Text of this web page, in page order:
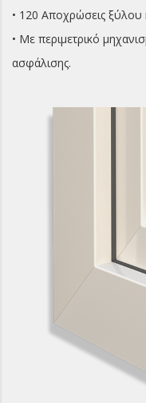
• 120 Αποχρώσεις ξύλου
• Mε περιμετρικό
ασφάλισης.